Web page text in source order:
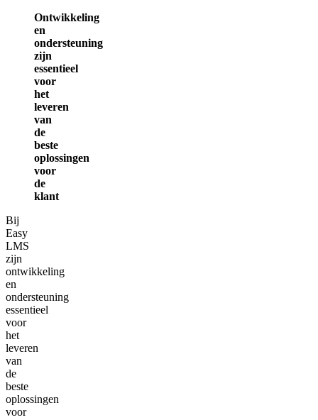
Ontwikkeling
en
ondersteuning
zijn
essentieel
voor
het
leveren
van
de
beste
oplossingen
voor
de
klant
Bij
Easy
LMS
zijn
ontwikkeling
en
ondersteuning
essentieel
voor
het
leveren
van
de
beste
oplossingen
voor